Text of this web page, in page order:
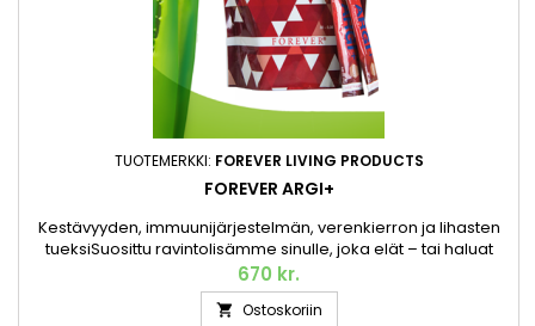
TUOTEMERKKI: FOREVER LIVING PRODUCTS
FOREVER ARGI+
Kestävyyden, immuunijärjestelmän, verenkierron ja lihasten
tueksiSuosittu ravintolisämme sinulle, joka elät – tai haluat
elää – aktiivista elämäntapaa. Sisältää aminohappo L-
arginiinia sekä useita tärkeitä vitamiineja, jotka tukevat
aktiivista elämäntapaa. 300 g / 30 annospussia.
670 kr.
 Ostoskoriin